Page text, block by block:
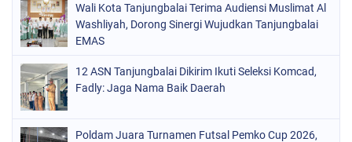
Wali Kota Tanjungbalai Terima Audiensi Muslimat Al
Washliyah, Dorong Sinergi Wujudkan Tanjungbalai
EMAS
12 ASN Tanjungbalai Dikirim Ikuti Seleksi Komcad,
Fadly: Jaga Nama Baik Daerah
Poldam Juara Turnamen Futsal Pemko Cup 2026,